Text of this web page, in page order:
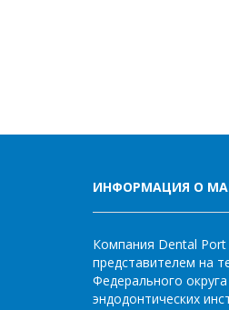
ИНФОРМАЦИЯ О
Компания Dental
представителем на
Федерального
эндодонтических